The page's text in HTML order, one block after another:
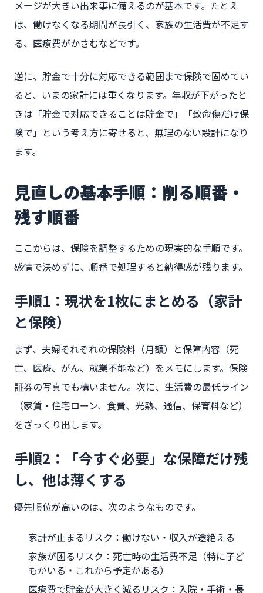
メージが大きい出来事に備えるのが基本です。たとえ
ば、働けなくなる期間が長引く、家族の生活費が不足す
る、医療費がかさむなどです。
逆に、貯金で十分に対応できる範囲まで保険で固めてい
ると、いまの家計には重くなります。年収が下がったと
きは「貯金で対応できることは貯金で」「致命傷だけ保
険で」という考え方に寄せると、無理のない設計になり
ます。
見直しの基本手順：削る順番・
残す順番
ここからは、保険を調整するための現実的な手順です。
感情で決めずに、順番で処理すると納得感が残ります。
手順1：現状を1枚にまとめる（家計
と保険）
まず、夫婦それぞれの保険料（月額）と保障内容（死
亡、医療、がん、就業不能など）をメモにします。保険
証券の写真でも構いません。次に、生活費の最低ライン
（家賃・住宅ローン、食費、光熱、通信、保育料など）
をざっくり出します。
手順2：「今すぐ必要」な保障だけ残
し、他は薄くする
優先順位が高いのは、次のようなものです。
家計が止まるリスク：働けない・収入が途絶える
家族が困るリスク：死亡時の生活費不足（特に子ど
もがいる・これから予定がある）
医療費で貯金が大きく減るリスク：入院・手術・長